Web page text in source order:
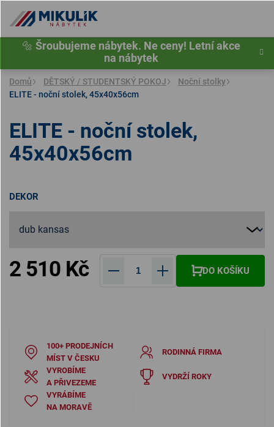
obsah
🔩 Šroubujeme nábytek. Ne ceny! Letní akce
na nábytek
Domů DĚTSKÝ / STUDENTSKÝ POKOJ
Noční stolky
ELITE - noční stolek, 45x40x56cm
DEKOR
2 510 Kč DO KOŠÍKU
ELITE - noční stolek,
45x40x56cm
100+ PRODEJNÍCH
MÍST V ČESKU
RODINNÁ FIRMA
VYROBÍME
A PŘIVEZEME
VYDRŽÍ ROKY
VYRÁBÍME
NA MORAVĚ